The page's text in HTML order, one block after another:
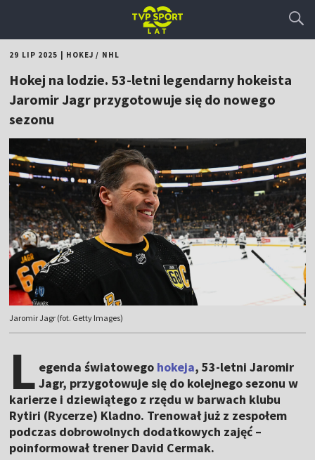
29 LIP 2025 HOKEJ / NHL
Hokej na lodzie. 53-letni legendarny hokeista
Jaromir Jagr przygotowuje się do nowego
sezonu
Jaromir Jagr (fot. Getty Images)
L egenda światowego hokeja, 53-letni Jaromir
Jagr, przygotowuje się do kolejnego sezonu w
karierze i dziewiątego z rzędu w barwach klubu
Rytiri (Rycerze) Kladno. Trenował już z zespołem
podczas dobrowolnych dodatkowych zajęć –
poinformował trener David Cermak.